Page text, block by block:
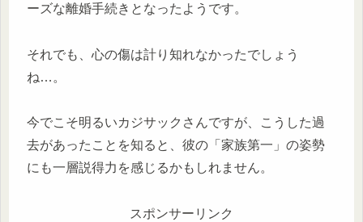
ーズな離婚手続きとなったようです。
それでも、心の傷は計り知れなかったでしょう
ね…。
今でこそ明るいカジサックさんですが、こうした過
去があったことを知ると、彼の「家族第一」の姿勢
にも一層説得力を感じるかもしれません。
スポンサーリンク